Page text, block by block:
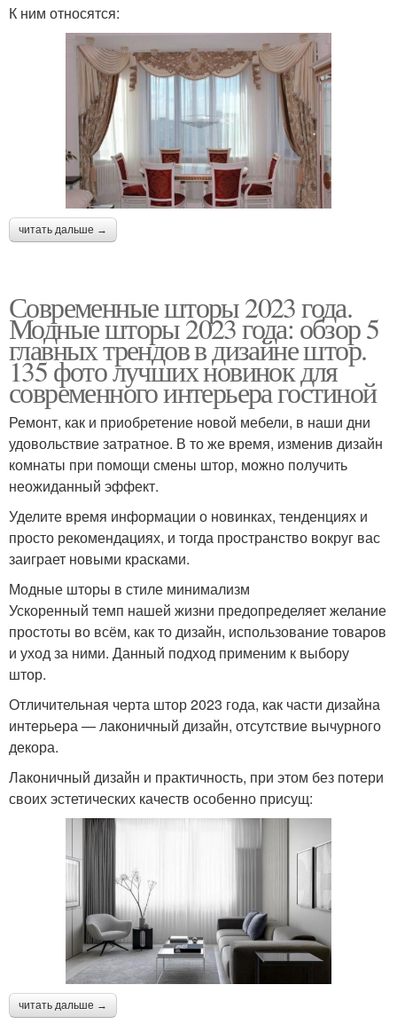
К ним относятся:
читать дальше →
Современные шторы 2023 года.
Модные шторы 2023 года: обзор 5
главных трендов в дизайне штор.
135 фото лучших новинок для
современного интерьера гостиной
Ремонт, как и приобретение новой мебели, в наши дни
удовольствие затратное. В то же время, изменив дизайн
комнаты при помощи смены штор, можно получить
неожиданный эффект.
Уделите время информации о новинках, тенденциях и
просто рекомендациях, и тогда пространство вокруг вас
заиграет новыми красками.
Модные шторы в стиле минимализм
Ускоренный темп нашей жизни предопределяет желание
простоты во всём, как то дизайн, использование товаров
и уход за ними. Данный подход применим к выбору
штор.
Отличительная черта штор 2023 года, как части дизайна
интерьера — лаконичный дизайн, отсутствие вычурного
декора.
Лаконичный дизайн и практичность, при этом без потери
своих эстетических качеств особенно присущ:
читать дальше →